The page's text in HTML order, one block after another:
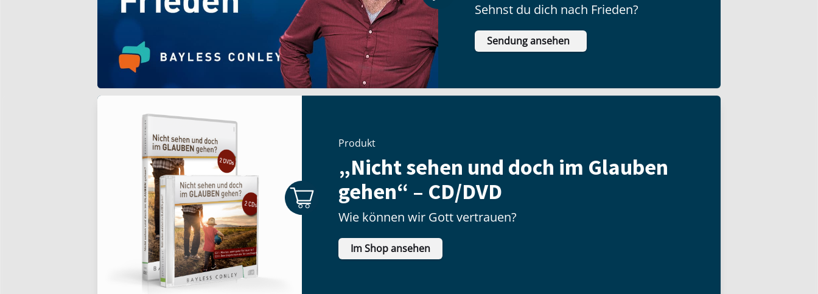
Sehnst du dich nach Frieden?
Sendung ansehen
Produkt
„Nicht sehen und doch im Glauben
gehen“ – CD/DVD
Wie können wir Gott vertrauen?
Im Shop ansehen